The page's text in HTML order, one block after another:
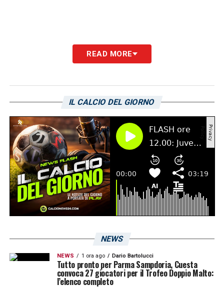
READ MORE
IL CALCIO DEL GIORNO
NEWS
NEWS 1 ora ago Dario Bartolucci
Tutto pronto per Parma Sampdoria, Cuesta
convoca 27 giocatori per il Trofeo Doppio Malto:
l’elenco completo